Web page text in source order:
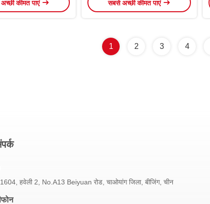
कीमत पाएं
सबसे अच्छी कीमत पाएं
1 2 3 4
हवेली 2, No.A13 Beiyuan रोड, चाओयांग जिला, बीजिंग, चीन